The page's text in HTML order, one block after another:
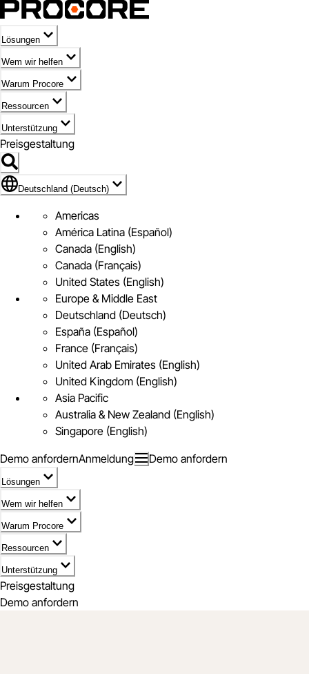
Lösungen
Wem wir helfen
Warum Procore
Ressourcen
Unterstützung
Preisgestaltung
Markieren des Symbols für Deutschland (Deutsch)
Deutschland (Deutsch)
Americas
América Latina (Español)
Canada (English)
Canada (Français)
United States (English)
Europe & Middle East
Deutschland (Deutsch)
España (Español)
France (Français)
United Arab Emirates (English)
United Kingdom (English)
Asia Pacific
Australia & New Zealand (English)
Singapore (English)
Demo anfordernAnmeldung Demo anfordern
Lösungen
Wem wir helfen
Warum Procore
Ressourcen
Unterstützung
Preisgestaltung
Demo anfordern